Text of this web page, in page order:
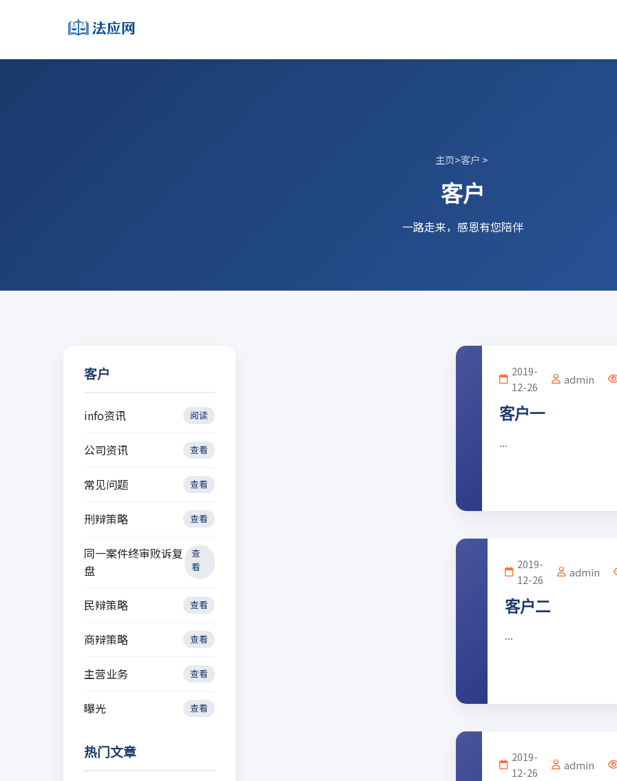
主页>客户 >
客户
一路走来，感恩有您陪伴
客户
info资讯 阅读
公司资讯 查看
常见问题 查看
刑辩策略 查看
同一案件终审败诉复
盘
查
看
民辩策略 查看
商辩策略 查看
主营业务 查看
曝光 查看
热门文章
2019-
12-26
admin
客户一
...
2019-
12-26
admin
客户二
...
2019-
12-26
admin